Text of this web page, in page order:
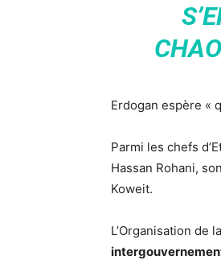
Erdogan espère «
Parmi les chefs
Hassan Rohani,
Koweit.
L’Organisation de